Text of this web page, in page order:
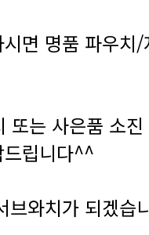
립니다^^
브와치가 되겠습